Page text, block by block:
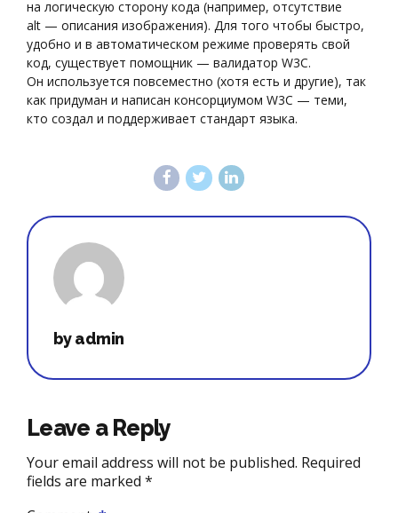
на логическую сторону кода (например, отсутствие
alt — описания изображения). Для того чтобы быстро,
удобно и в автоматическом режиме проверять свой
код, существует помощник — валидатор W3C.
Он используется повсеместно (хотя есть и другие), так
как придуман и написан консорциумом W3C — теми,
кто создал и поддерживает стандарт языка.
by admin
Leave a Reply
Your email address will not be published. Required
fields are marked *